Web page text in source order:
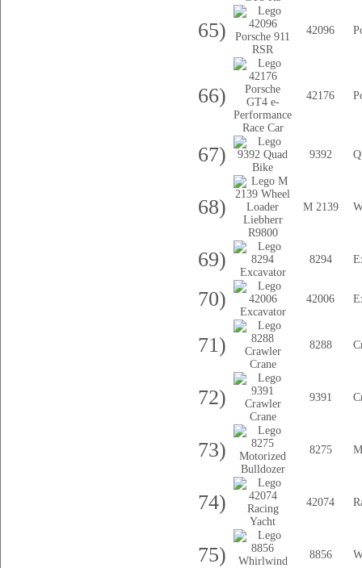
65) 42096
66) 42176
67) 9392
68) M 2139
69) 8294
70) 42006
71) 8288
72) 9391
73) 8275
74) 42074
75) 8856